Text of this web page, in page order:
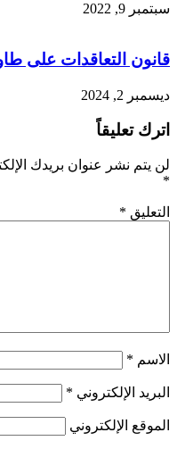
سبتمبر 9, 2022
قانون التعاقدات على
ديسمبر 2, 2024
اترك تعليقاً
لن يتم نشر عنوان بريدك
*
التعليق *
الاسم *
البريد الإلكتروني *
الموقع الإلكتروني